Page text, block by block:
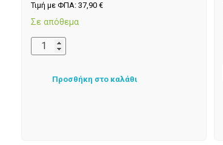
Τιμή με ΦΠΑ: 37,90 €
Σε απόθεμα
Προσθήκη στο καλάθι